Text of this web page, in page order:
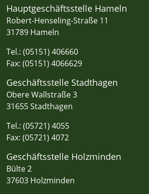
Hauptgeschäftsstelle Hameln
Robert-Henseling-Straße 11
31789 Hameln
Tel.: (05151) 406660
Fax: (05151) 4066629
Geschäftsstelle Stadthagen
Obere Wallstraße 3
31655 Stadthagen
Tel.: (05721) 4055
Fax: (05721) 4072
Geschäftsstelle Holzminden
Bülte 2
37603 Holzminden